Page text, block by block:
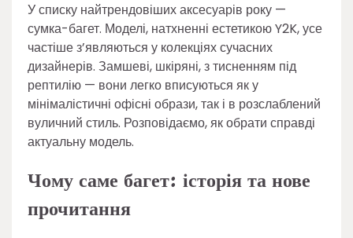
У списку найтрендовіших аксесуарів року —
сумка-багет. Моделі, натхненні естетикою Y2K, усе
частіше з’являються у колекціях сучасних
дизайнерів. Замшеві, шкіряні, з тисненням під
рептилію — вони легко вписуються як у
мінімалістичні офісні образи, так і в розслаблений
вуличний стиль. Розповідаємо, як обрати справді
актуальну модель.
Чому саме багет: історія та нове
прочитання